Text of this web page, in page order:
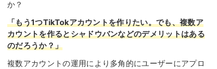
か？
「もう1つTikTokアカウントを作りたい。でも、複数ア
カウントを作るとシャドウバンなどのデメリットはある
のだろうか？」
複数アカウントの運用により 多角的にユーザーにアプロ